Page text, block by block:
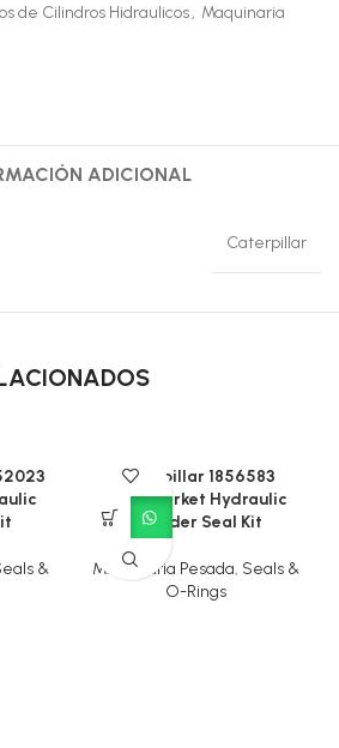
de Cilindros Hidraulicos, Maquinaria
ADICIONAL
Caterpillar
&
Caterpillar 1856583
Aftermarket Hydraulic
Cylinder Seal Kit
Maquinaria Pesada, Seals &
O-Rings